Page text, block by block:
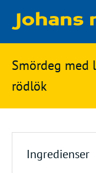
Matbloggen
Ingredienser
Matsnack
Ölsnack
Sök
på
Johans
mat
Smördeg med
rödlök
Ingredienser